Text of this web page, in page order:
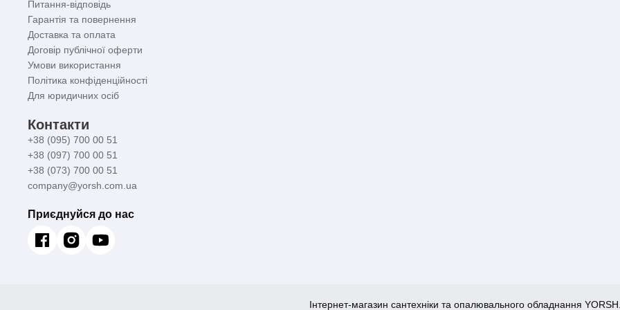
Питання-відповідь
Гарантія та повернення
Доставка та оплата
Договір публічної оферти
Умови використання
Політика конфіденційності
Для юридичних осіб
Контакти
+38 (095) 700 00 51
+38 (097) 700 00 51
+38 (073) 700 00 51
company@yorsh.com.ua
Приєднуйся до нас
Інтернет-магазин сантехніки та опалювального обладнання